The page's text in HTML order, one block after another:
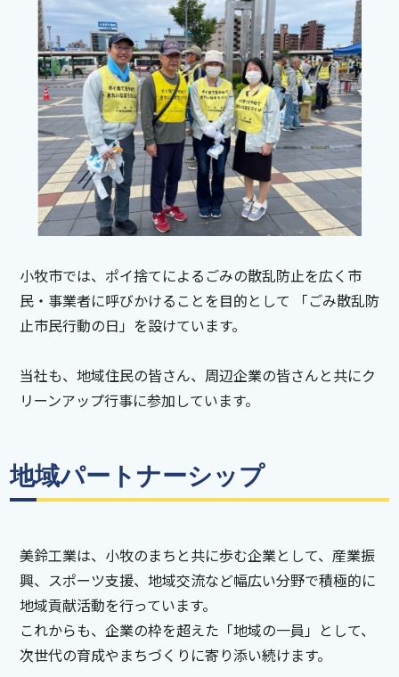
小牧市では、ポイ捨てによるごみの散乱防止を広く市
民・事業者に呼びかけることを目的として 「ごみ散乱防
止市民行動の日」を設けています。
当社も、地域住民の皆さん、周辺企業の皆さんと共にク
リーンアップ行事に参加しています。
地域パートナーシップ
美鈴工業は、小牧のまちと共に歩む企業として、産業振
興、スポーツ支援、地域交流など幅広い分野で積極的に
地域貢献活動を行っています。
これからも、企業の枠を超えた「地域の一員」として、
次世代の育成やまちづくりに寄り添い続けます。